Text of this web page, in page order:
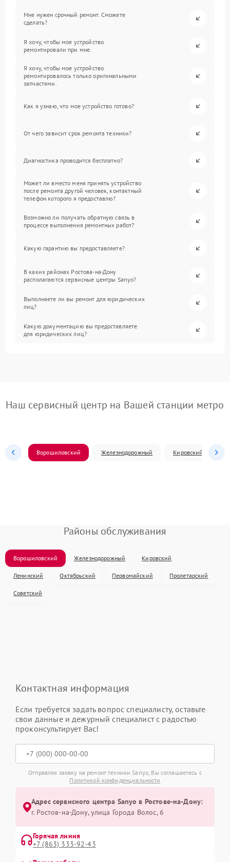
Мне нужен срочный ремонт. Сможете
сделать?
Я хочу, чтобы мое устройство
ремонтировали при мне.
Я хочу, чтобы мое устройство
ремонтировалось только оригинальными
запчастями.
Как я узнаю, что мое устройство готово?
От чего зависит срок ремонта техники?
Диагностика проводится бесплатно?
Может ли вместо меня принять устройство
после ремонта другой человек, контактный
телефон которого я предоставлю?
Возможно ли получать обратную связь в
процессе выполнения ремонтных работ?
Какую гарантию вы предоставляете?
В каких районах Ростова-на-Дону
располагаются сервисные центры Sanyo?
Выполняете ли вы ремонт для юридических
лиц?
Какую документацию вы предоставляете
для юридических лиц?
Наш сервисный центр на Вашей станции метро
Ворошиловский Железнодорожный Кировский
Районы обслуживания
Ворошиловский Железнодорожный Кировский
Ленинский Октябрьский Первомайский Пролетарский
Советский
Контактная информация
Если требуется задать вопрос специалисту, оставьте
свои данные и дежурный специалист с радостью
проконсультирует Вас!
Отправляя заявку на ремонт техники Sanyo, Вы соглашаетесь с
Политикой конфиденциальности
Адрес сервисного центра Sanyo в Ростове-на-Дону:
г. Ростов-на-Дону, улица Города Волос, 6
Горячая линия
+7 (863) 333-92-43